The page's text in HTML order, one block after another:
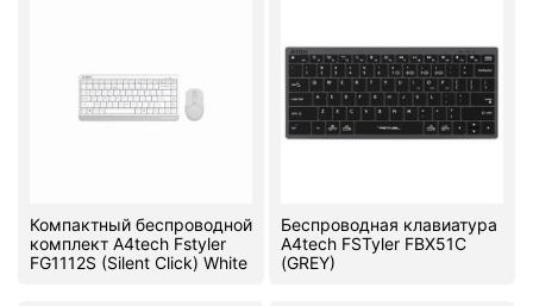
Компактный беспроводной
комплект A4tech Fstyler
FG1112S (Silent Click) White
Беспроводная клавиатура
A4tech FSTyler FBX51C
(GREY)